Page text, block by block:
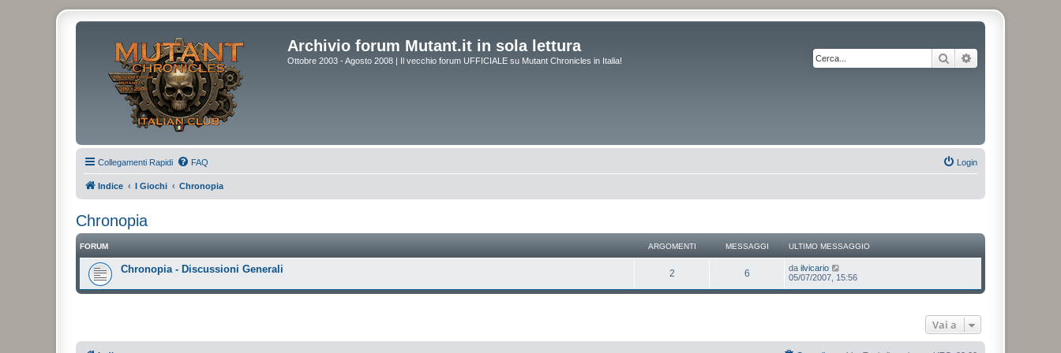
Archivio forum Mutant.it in sola lettura
Ottobre 2003 - Agosto 2008 | Il vecchio forum UFFICIALE su Mutant Chronicles in Italia! Cerca
Collegamenti Rapidi FAQ Login
Indice I Giochi Chronopia
Chronopia
FORUM ARGOMENTI MESSAGGI ULTIMO MESSAGGIO
Chronopia - Discussioni Generali 2 6 da ilvicario
e
i
m
05/07/2007, 15:56
Vai a